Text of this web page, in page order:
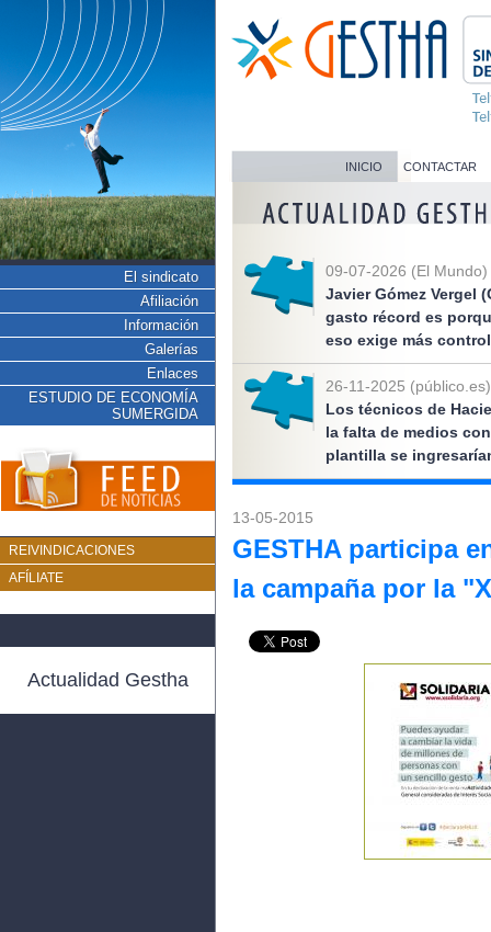
El sindicato
Afiliación
Información
Galerías
Enlaces
ESTUDIO DE ECONOMÍA
SUMERGIDA
REIVINDICACIONES
AFÍLIATE
Actualidad Gestha
INICIO CONTACTAR
09-07-2026 (El Mundo)
Javier Gómez Vergel
gasto récord es
eso exige más
26-11-2025 (público.es)
Los técnicos de
la falta de medios
plantilla se
13-05-2015
GESTHA participa
la campaña por la